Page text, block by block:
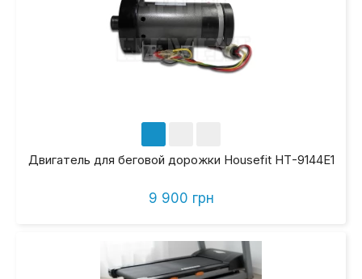
Двигатель для беговой дорожки Housefit HТ-9144E1
9 900 грн